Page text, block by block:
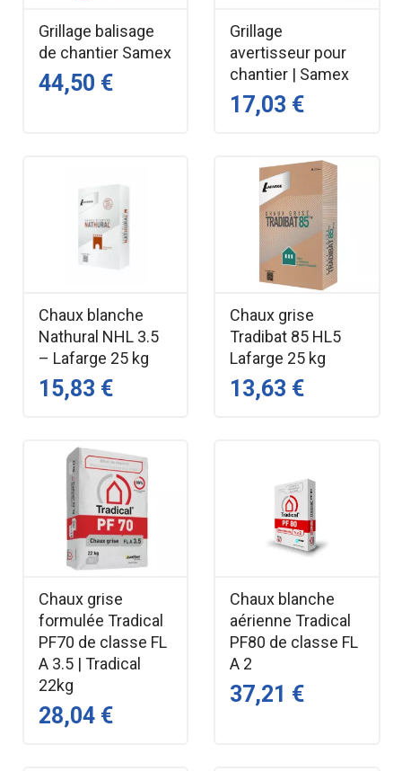
Grillage balisage
de chantier Samex
44,50 €
Grillage
avertisseur pour
chantier | Samex
17,03 €
Chaux blanche
Nathural NHL 3.5
– Lafarge 25 kg
15,83 €
Chaux grise
Tradibat 85 HL5
Lafarge 25 kg
13,63 €
Chaux grise
formulée Tradical
PF70 de classe FL
A 3.5 | Tradical
22kg
28,04 €
Chaux blanche
aérienne Tradical
PF80 de classe FL
A 2
37,21 €